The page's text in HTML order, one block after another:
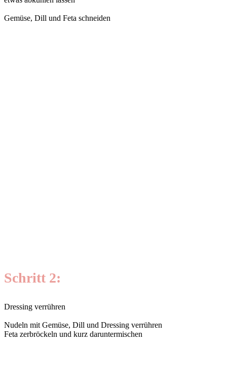
Gemüse, Dill und Feta schneiden
Schritt 2:
Dressing verrühren
Nudeln mit Gemüse, Dill und Dressing verrühren
Feta zerbröckeln und kurz daruntermischen